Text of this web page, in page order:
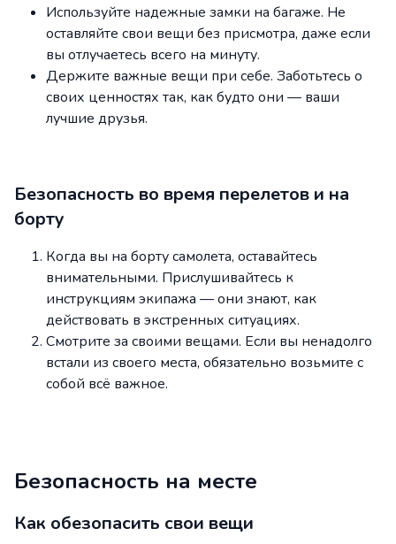
Используйте надежные замки на багаже. Не
оставляйте свои вещи без присмотра, даже если
вы отлучаетесь всего на минуту.
Держите важные вещи при себе. Заботьтесь о
своих ценностях так, как будто они — ваши
лучшие друзья.
Безопасность во время перелетов и на
борту
Когда вы на борту самолета, оставайтесь
внимательными. Прислушивайтесь к
инструкциям экипажа — они знают, как
действовать в экстренных ситуациях.
Смотрите за своими вещами. Если вы ненадолго
встали из своего места, обязательно возьмите с
собой всё важное.
Безопасность на месте
Как обезопасить свои вещи